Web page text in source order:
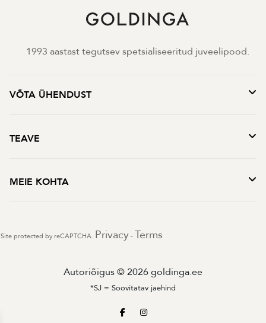
1993 aastast tegutsev spetsialiseeritud juveelipood.
VÕTA ÜHENDUST
TEAVE
MEIE KOHTA
Site protected by reCAPTCHA. Privacy - Terms
Autoriõigus © 2026 goldinga.ee
*SJ = Soovitatav jaehind